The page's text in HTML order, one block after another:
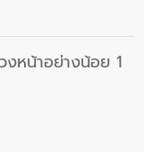
งหน้าอย่างน้อย 1